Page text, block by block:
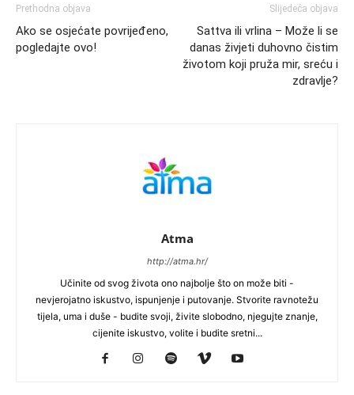
Prethodna objava
Ako se osjećate povrijeđeno,
pogledajte ovo!
Slijedeća objava
Sattva ili vrlina – Može li se
danas živjeti duhovno čistim
životom koji pruža mir, sreću i
zdravlje?
Atma
http://atma.hr/
Učinite od svog života ono najbolje što on može biti -
nevjerojatno iskustvo, ispunjenje i putovanje. Stvorite ravnotežu
tijela, uma i duše - budite svoji, živite slobodno, njegujte znanje,
cijenite iskustvo, volite i budite sretni...